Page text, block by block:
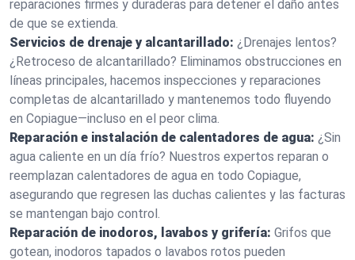
reparaciones firmes y duraderas para detener el daño antes
de que se extienda.
Servicios de drenaje y alcantarillado: ¿Drenajes lentos?
¿Retroceso de alcantarillado? Eliminamos obstrucciones en
líneas principales, hacemos inspecciones y reparaciones
completas de alcantarillado y mantenemos todo fluyendo
en Copiague—incluso en el peor clima.
Reparación e instalación de calentadores de agua: ¿Sin
agua caliente en un día frío? Nuestros expertos reparan o
reemplazan calentadores de agua en todo Copiague,
asegurando que regresen las duchas calientes y las facturas
se mantengan bajo control.
Reparación de inodoros, lavabos y grifería: Grifos que
gotean, inodoros tapados o lavabos rotos pueden